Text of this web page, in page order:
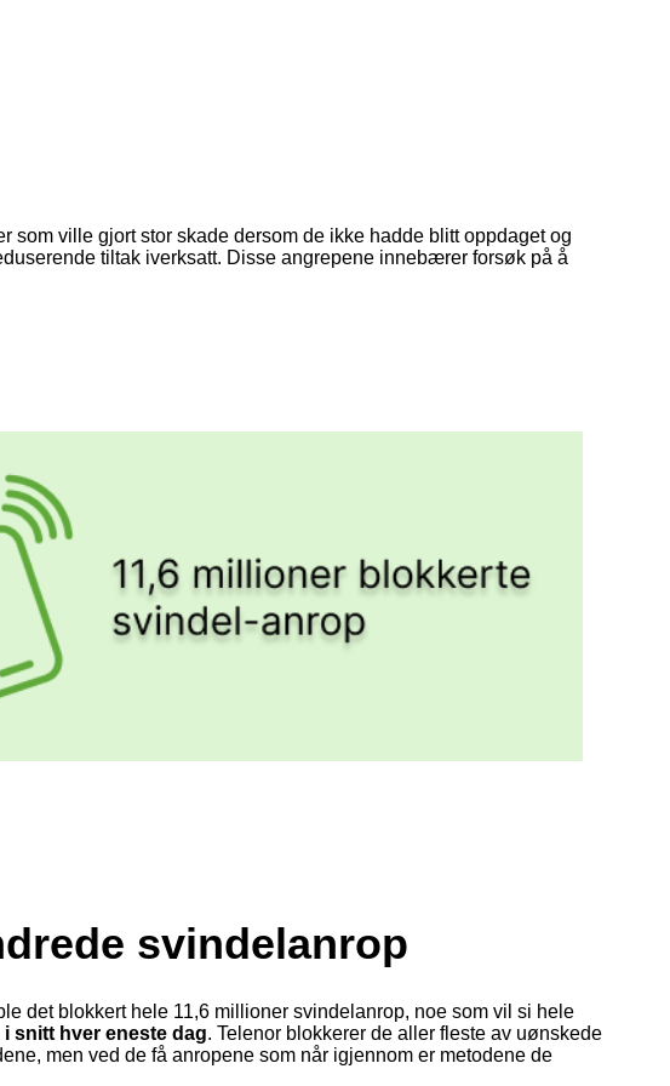
De siste tre månedene kan man se at det i større grad har endret seg
står i fare for å bli stjålet eller at man er i ferd med å svindles. De
som ville gjort stor skade dersom de ikke hadde blitt oppdaget og
tiltak iverksatt. Disse angrepene innebærer forsøk på å
svindelanrop
det blokkert hele 11,6 millioner svindelanrop, noe som vil si hele
i snitt hver eneste dag. Telenor blokkerer de aller fleste av uønskede
men ved de få anropene som når igjennom er metodene de